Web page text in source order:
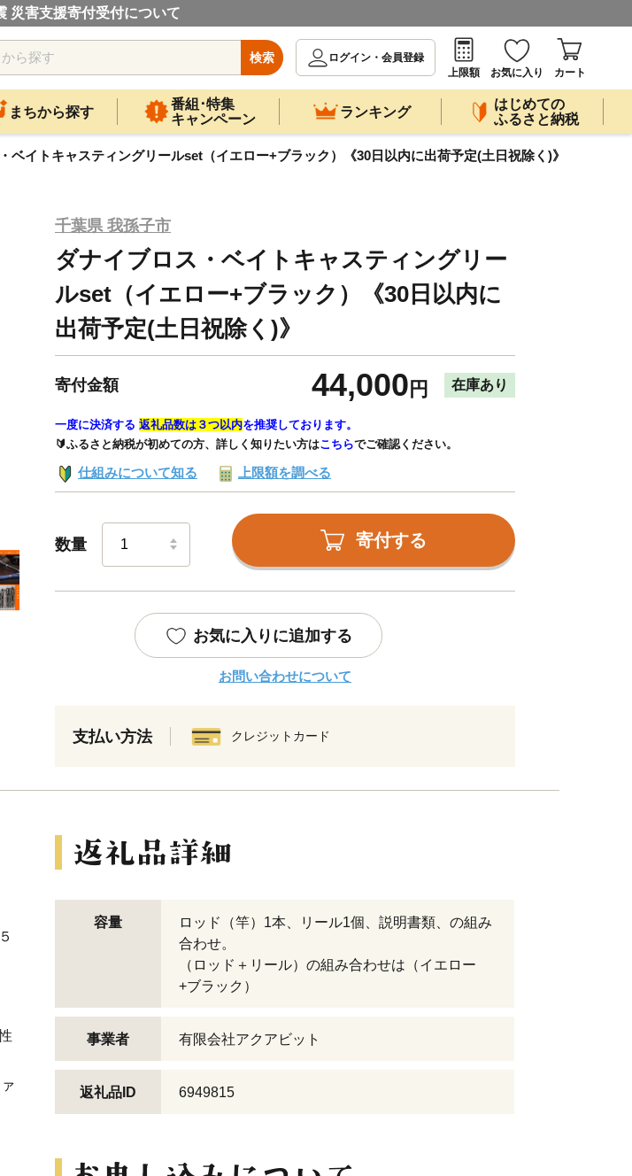
災害支援寄付受付について
検索
ログイン・会員登録
上限額
お気に入り カート
まちから探す
番組･特集
キャンペーン
ランキング
はじめての
ふるさと納税
ベイトキャスティングリールset（イエロー+ブラック）《30日以内に出荷予定(土日祝除く)》
千葉県 我孫子市
ダナイブロス・ベイトキャスティングリー
ルset（イエロー+ブラック）《30日以内に
出荷予定(土日祝除く)》
寄付金額 44,000 円 在庫あり
一度に決済する 返礼品数は３つ以内を推奨しております。
🔰ふるさと納税が初めての方、詳しく知りたい方はこちらでご確認ください。
仕組みについて知る 上限額を調べる
数量 寄付する
お気に入りに追加する
お問い合わせについて
支払い方法 クレジットカード
容量
ロッド（竿）1本、リール1個、説明書類、の組み
合わせ。
（ロッド＋リール）の組み合わせは（イエロー
+ブラック）
事業者 有限会社アクアビット
返礼品ID 6949815